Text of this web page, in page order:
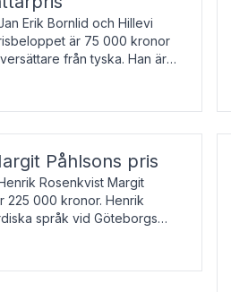
Erik Bornlid och Hillevi
är 75 000 kronor
från tyska. Han är
Påhlsons pris
Rosenkvist Margit
225 000 kronor. Henrik
språk vid Göteborgs